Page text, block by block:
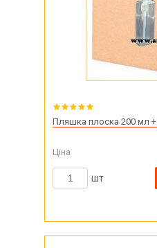
Пляшка плоска 200 мл
Ціна
шт